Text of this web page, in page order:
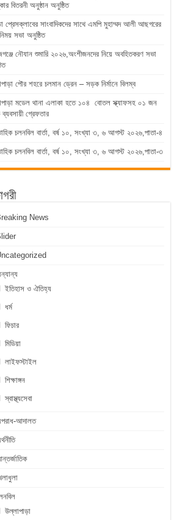
বিতরনী অনুষ্ঠান অনুষ্ঠিত
প্রেসক্লাবের সাংবাদিকদের সাথে এমপি মুহাম্মদ আলী আছগরের
সভা অনুষ্ঠিত
নৌযান শুমারি ২০২৬,অংশীজনদের নিয়ে অবহিতকরণ সভা
পৌর শহরে চলমান ড্রেন – সড়ক নির্মানে বিলম্ব
মডেল থানা এলাকা হতে ১০৪ বোতল স্ক্যাফসহ ০১ জন
ব্যবসায়ী গ্রেফতার
চলনবিল বার্তা, বর্ষ ১০, সংখ্যা ৩, ৬ আগস্ট ২০২৬,পাতা-৪
চলনবিল বার্তা, বর্ষ ১০, সংখ্যা ৩, ৬ আগস্ট ২০২৬,পাতা-৩
News
ইতিহাস ও ঐতিহ্য
ধর্ম
ফিচার
মিডিয়া
লাইফস্টাইল
শিক্ষাঙ্গন
স্বাস্থ্যসেবা
আদালত
উল্লাপাড়া